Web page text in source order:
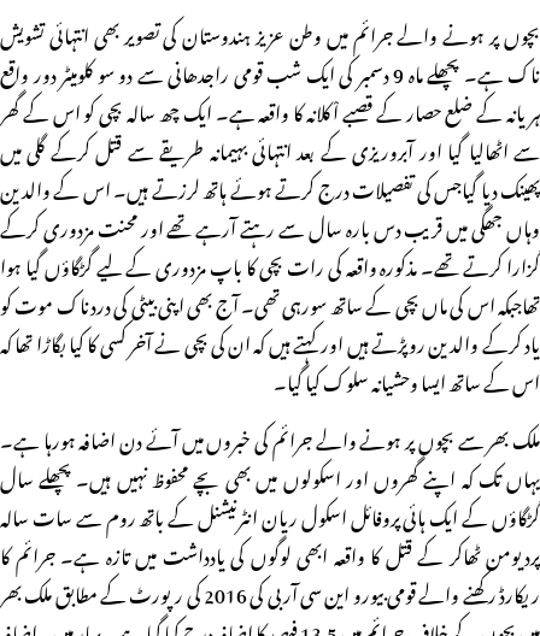
بچوں پر ہونے والے جرائم میں وطن عزیز ہندوستان کی تصویر بھی انتہائی تشویش
ناک ہے۔ پچھلے ماہ 9 دسمبر کی ایک شب قومی راجدھانی سے دو سو کلومیٹر دور واقع
ہریانہ کے ضلع حصار کے قصبے اْکلانہ کا واقعہ ہے۔ ایک چھ سالہ بچی کو اس کے گھر
سے اٹھالیا گیا اور آبروریزی کے بعد انتہائی بہیمانہ طریقے سے قتل کرکے گلی میں
پھینک دیا گیاجس کی تفصیلات درج کرتے ہوئے ہاتھ لرزتے ہیں۔ اس کے والدین
وہاں جھگی میں قریب دس بارہ سال سے رہتے آرہے تھے اور محنت مزدوری کرکے
گزارا کرتے تھے۔ مذکورہ واقعہ کی رات بچی کا باپ مزدوری کے لیے گڑگاؤں گیا ہوا
تھاجبکہ اس کی ماں بچی کے ساتھ سورہی تھی۔ آج بھی اپنی بیٹی کی دردناک موت کو
یاد کرکے والدین روپڑتے ہیں اور کہتے ہیں کہ ان کی بچی نے آخر کسی کا کیا بگاڑا تھا کہ
اس کے ساتھ ایسا وحشیانہ سلوک کیا گیا۔
ملک بھر سے بچوں پر ہونے والے جرائم کی خبروں میں آئے دن اضافہ ہورہا ہے۔
یہاں تک کہ اپنے گھروں اور اسکولوں میں بھی بچے محفوظ نہیں ہیں۔ پچھلے سال
گڑگاؤں کے ایک ہائی پروفائل اسکول ریان انٹرنیشنل کے باتھ روم سے سات سالہ
پردیومن ٹھاکر کے قتل کا واقعہ ابھی لوگوں کی یادداشت میں تازہ ہے۔ جرائم کا
ریکارڈ رکھنے والے قومی بیورو این سی آر بی کی 2016 کی رپورٹ کے مطابق ملک بھر